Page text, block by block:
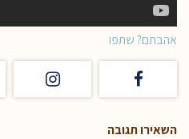
אהבתם? שתפו
השאירו תגובה